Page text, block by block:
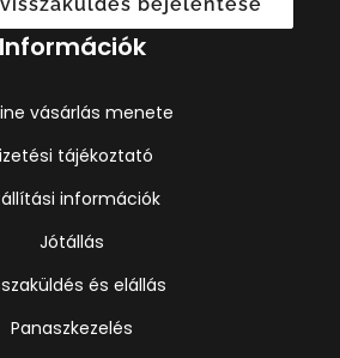
Információk
vásárlás menete
tájékoztató
információk
Jótállás
és elállás
Panaszkezelés